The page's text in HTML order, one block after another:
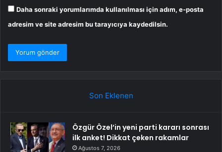
Daha sonraki yorumlarımda kullanılması için adım, e-posta
adresim ve site adresim bu tarayıcıya kaydedilsin.
Son Eklenen
Özgür Özel’in yeni parti kararı sonrası
ilk anket! Dikkat çeken rakamlar
Ağustos 7, 2026